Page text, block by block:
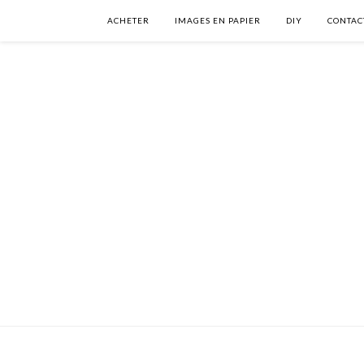
ACHETER IMAGES EN PAPIER DIY